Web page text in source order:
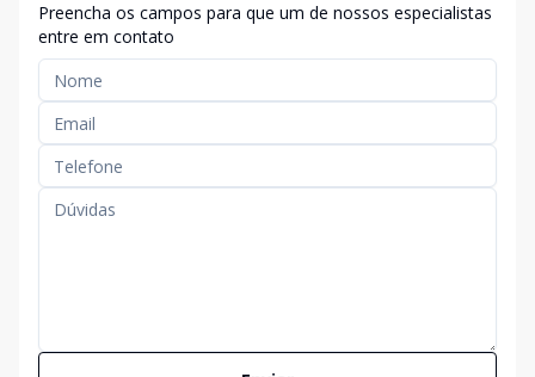
Preencha os campos para que um de nossos especialistas
entre em contato